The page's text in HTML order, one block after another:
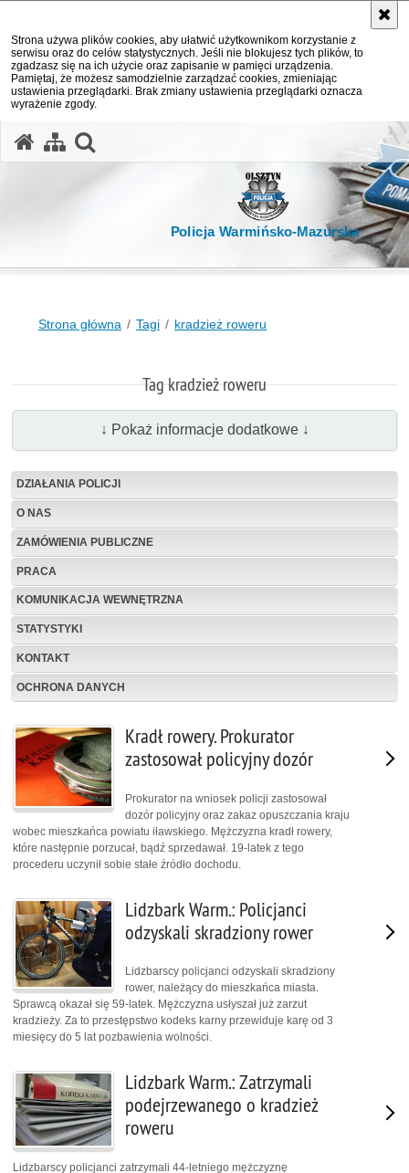
Strona używa plików cookies, aby ułatwić użytkownikom korzystanie z
serwisu oraz do celów statystycznych. Jeśli nie blokujesz tych plików, to
zgadzasz się na ich użycie oraz zapisanie w pamięci urządzenia.
Pamiętaj, że możesz samodzielnie zarządzać cookies, zmieniając
ustawienia przeglądarki. Brak zmiany ustawienia przeglądarki oznacza
wyrażenie zgody.
Policja Warmińsko-Mazurska
Strona główna Tagi kradzież roweru
Tag kradzież roweru
↓ Pokaż informacje dodatkowe ↓
DZIAŁANIA POLICJI
O NAS
ZAMÓWIENIA PUBLICZNE
PRACA
KOMUNIKACJA WEWNĘTRZNA
STATYSTYKI
KONTAKT
OCHRONA DANYCH
Kradł rowery. Prokurator
zastosował policyjny dozór
Prokurator na wniosek policji zastosował
dozór policyjny oraz zakaz opuszczania kraju
wobec mieszkańca powiatu iławskiego. Mężczyzna kradł rowery,
które następnie porzucał, bądź sprzedawał. 19-latek z tego
procederu uczynił sobie stałe źródło dochodu.
Lidzbark Warm.: Policjanci
odzyskali skradziony rower
Lidzbarscy policjanci odzyskali skradziony
rower, należący do mieszkańca miasta.
Sprawcą okazał się 59-latek. Mężczyzna usłyszał już zarzut
kradzieży. Za to przestępstwo kodeks karny przewiduje karę od 3
miesięcy do 5 lat pozbawienia wolności.
Lidzbark Warm.: Zatrzymali
podejrzewanego o kradzież
roweru
Lidzbarscy policjanci zatrzymali 44-letniego mężczyznę